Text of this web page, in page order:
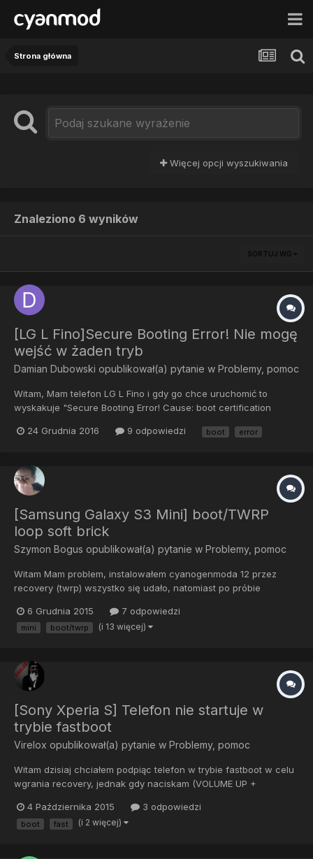
Strona główna
Więcej opcji wyszukiwania
Znaleziono 6 wyników
SORTUJ WG
[LG L Fino]Secure Booting Error! Nie mogę
wejść w żaden tryb
Damian Dubowski opublikował(a) pytanie w Problemy, pomoc
Witam, Mam telefon LG L Fino i gdy go chce uruchomić to
wyskakuje "Secure Booting Error! Cause: boot certification
logo(czasem bez) i napis "Secure Booting Error! Cause: boot
dwoma fol...
24 Grudnia 2016 9 odpowiedzi boot error
[Samsung Galaxy S3 Mini] boot/TWRP
loop soft brick
Szymon Bogus opublikował(a) pytanie w Problemy, pomoc
Witam Mam problem, instalowałem cyanogenmoda 12 przez
recovery (twrp) wszystko się udało, natomiast po próbie
zrestartował się i do tej pory się nie uruchomił, po przytrzymaniu
klawisza power pokazuje się ekran wczytywania recovery mo...
6 Grudnia 2015 7 odpowiedzi
mini boot/twrp (i 13 więcej)
[Sony Xperia S] Telefon nie startuje w
trybie fastboot
Virelox opublikował(a) pytanie w Problemy, pomoc
Witam dzisiaj chciałem podpiąc telefon w trybie fastboot w celu
wgrania recovery, jednak gdy naciskam (VOLUME UP +
Z góry dziękuję za pomoc.
4 Października 2015 3 odpowiedzi
boot fast (i 2 więcej)